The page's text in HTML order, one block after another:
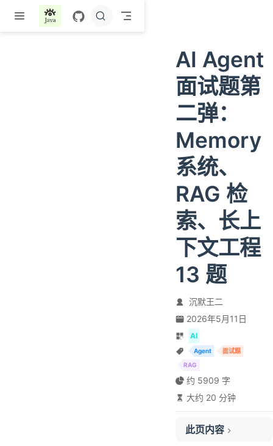
跳至主要內容
AI Agent
面试题第
二弹：
Memory
系统、
RAG 检
索、长上
下文工程
13 题
沉默王二
2026年5月11日
AI
Agent
面试题
RAG
约 5909 字
大约 20 分钟
此页内容